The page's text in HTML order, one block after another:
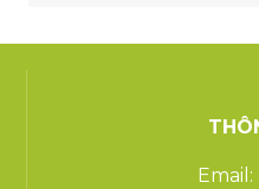
Email: